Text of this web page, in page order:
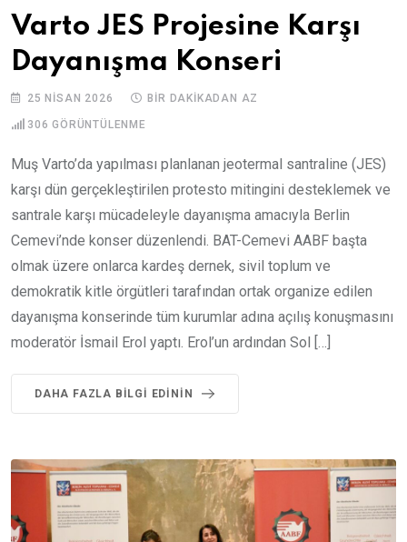
Varto JES Projesine Karşı
Dayanışma Konseri
25 NISAN 2026 BIR DAKIKADAN AZ
306 GÖRÜNTÜLENME
Muş Varto’da yapılması planlanan jeotermal santraline (JES)
karşı dün gerçekleştirilen protesto mitingini desteklemek ve
santrale karşı mücadeleyle dayanışma amacıyla Berlin
Cemevi’nde konser düzenlendi. BAT-Cemevi AABF başta
olmak üzere onlarca kardeş dernek, sivil toplum ve
demokratik kitle örgütleri tarafından ortak organize edilen
dayanışma konserinde tüm kurumlar adına açılış konuşmasını
moderatör İsmail Erol yaptı. Erol’un ardından Sol […]
DAHA FAZLA BILGI EDININ